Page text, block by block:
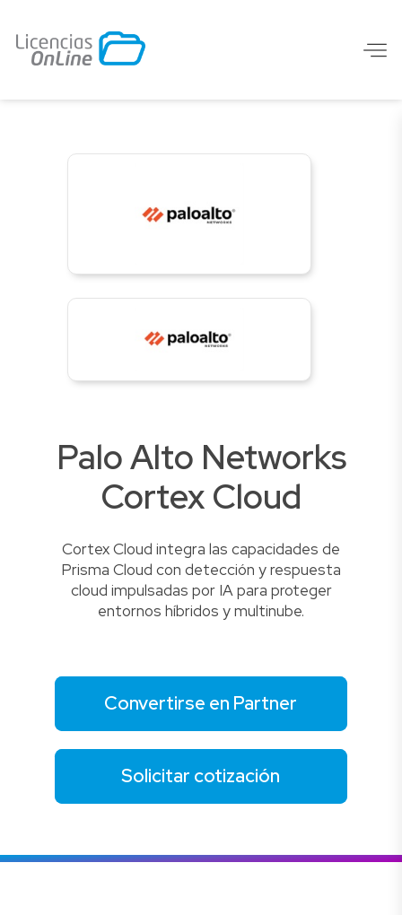
Palo Alto Networks
Cortex Cloud
Cortex Cloud integra las capacidades de
Prisma Cloud con detección y respuesta
cloud impulsadas por IA para proteger
entornos híbridos y multinube.
Convertirse en Partner
Solicitar cotización